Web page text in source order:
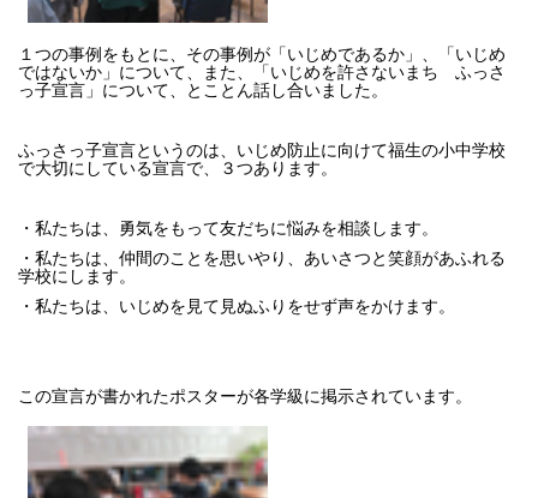
１つの事例をもとに、その事例が「いじめであるか」、「いじめ
ではないか」について、また、「いじめを許さないまち ふっさ
っ子宣言」について、とことん話し合いました。
ふっさっ子宣言というのは、いじめ防止に向けて福生の小中学校
で大切にしている宣言で、３つあります。
・私たちは、勇気をもって友だちに悩みを相談します。
・私たちは、仲間のことを思いやり、あいさつと笑顔があふれる
学校にします。
・私たちは、いじめを見て見ぬふりをせず声をかけます。
この宣言が書かれたポスターが各学級に掲示されています。